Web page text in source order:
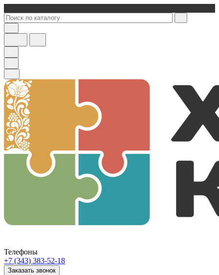
Телефоны
+7 (343) 383-52-18
Заказать звонок